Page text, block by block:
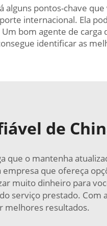
alguns pontos-chave
internacional. Ela
bom agente de
identificar as
de
o mantenha
que ofereça
muito dinheiro para
serviço prestado. Com
melhores resultados.